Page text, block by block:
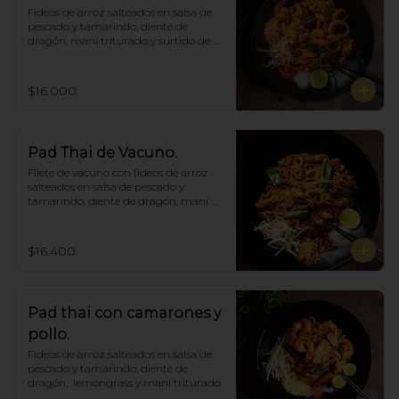
Fideos de arroz salteados en salsa de
pescado y tamarindo, diente de
dragón, maní triturado y surtido de
$16.000
Pad Thai de Vacuno.
Filete de vacuno con fideos de arroz
salteados en salsa de pescado y
tamarindo, diente de dragón, maní
$16.400
Pad thai con camarones y
pollo.
Fideos de arroz salteados en salsa de
pescado y tamarindo, diente de
dragón,  lemongrass y maní triturado.